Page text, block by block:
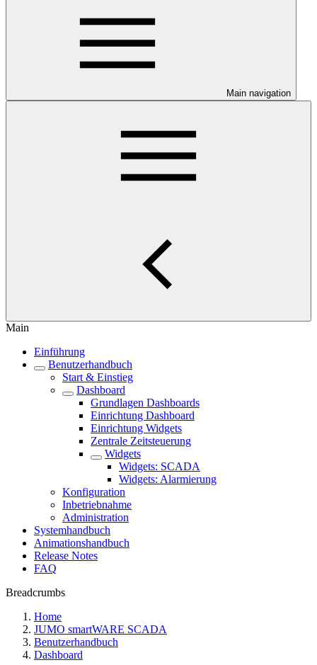
Main navigation
Main
Einführung
Benutzerhandbuch
Start & Einstieg
Dashboard
Grundlagen Dashboards
Einrichtung Dashboard
Einrichtung Widgets
Zentrale Zeitsteuerung
Widgets
Widgets: SCADA
Widgets: Alarmierung
Konfiguration
Inbetriebnahme
Administration
Systemhandbuch
Animationshandbuch
Release Notes
FAQ
Breadcrumbs
Home
JUMO smartWARE SCADA
Benutzerhandbuch
Dashboard